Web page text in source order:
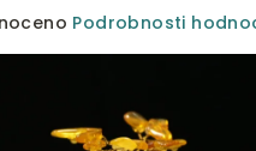
Podrobnosti